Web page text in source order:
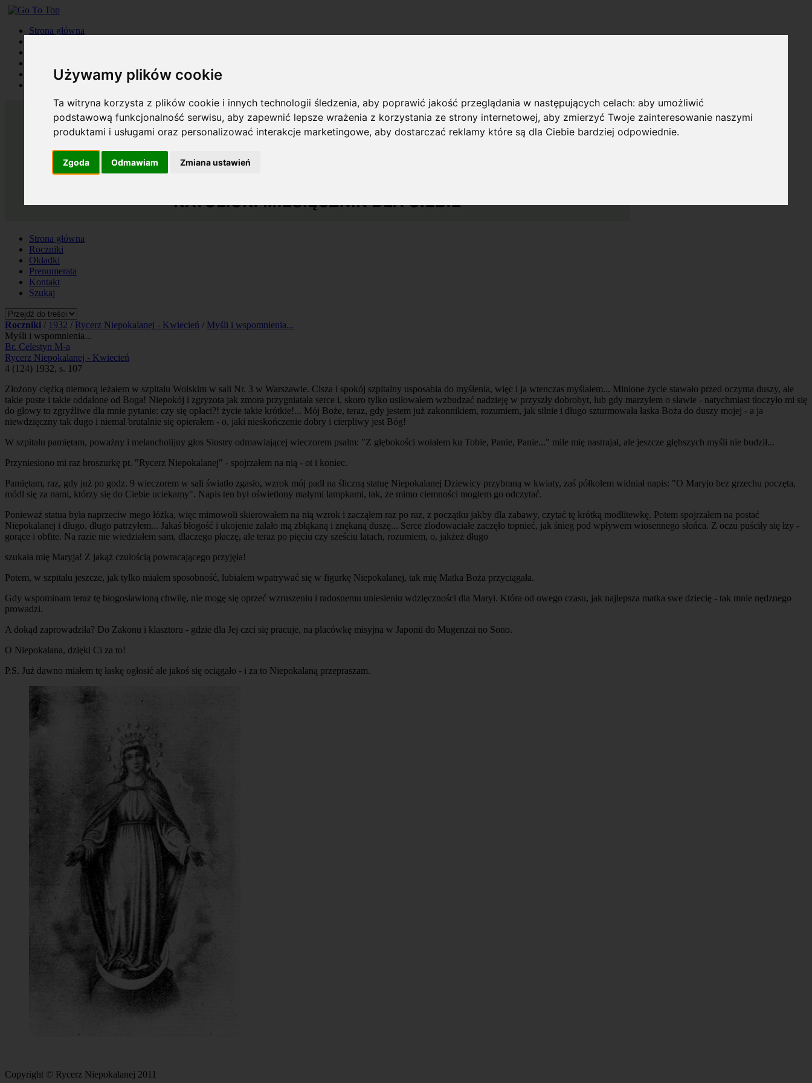
Używamy plików cookie
Ta witryna korzysta z plików cookie i innych technologii śledzenia, aby poprawić jakość przeglądania w następujących celach:aby umożliwić
podstawową funkcjonalność serwisu,aby zapewnić lepsze wrażenia z korzystania ze strony internetowej,aby zmierzyć Twoje zainteresowanie naszymi
produktami i usługami oraz personalizować interakcje marketingowe,aby dostarczać reklamy które są dla Ciebie bardziej odpowiednie.
Zgoda Odmawiam Zmiana ustawień
Strona główna
Kontakt
Strona główna
Roczniki
Okładki
Prenumerata
Kontakt
Szukaj
Roczniki / 1932 / Rycerz Niepokalanej - Kwiecień / Myśli i wspomnienia...
Myśli i wspomnienia...
Br. Celestyn M-a
Rycerz Niepokalanej - Kwiecień
4 (124) 1932, s. 107
Złożony ciężką niemocą leżałem w szpitalu Wolskim w sali Nr. 3 w Warszawie. Cisza i spokój szpitalny usposabia do myślenia, więc i ja wtenczas myślałem... Minione życie stawało przed oczyma duszy, ale
takie puste i takie oddalone od Boga! Niepokój i zgryzota jak zmora przygniatała serce i, skoro tylko usiłowałem wzbudzać nadzieję w przyszły dobrobyt, lub gdy marzyłem o sławie - natychmiast tłoczyło mi się
do głowy to zgryźliwe dla mnie pytanie: czy się opłaci?! życie takie krótkie!... Mój Boże, teraz, gdy jestem już zakonnikiem, rozumiem, jak silnie i długo szturmowała łaska Boża do duszy mojej - a ja
niewdzięczny tak dugo i niemal brutalnie się opierałem - o, jaki nieskończenie dobry i cierpliwy jest Bóg!
W szpitalu pamiętam, poważny i melancholijny głos Siostry odmawiającej wieczorem psalm: "Z głębokości wołałem ku Tobie, Panie, Panie..." mile mię nastrajał, ale jeszcze głębszych myśli nie budził...
Przyniesiono mi raz broszurkę pt. "Rycerz Niepokalanej" - spojrzałem na nią - ot i koniec.
Pamiętam, raz, gdy już po godz. 9 wieczorem w sali światło zgasło, wzrok mój padł na śliczną statuę Niepokalanej Dziewicy przybraną w kwiaty, zaś półkolem widniał napis: "O Maryjo bez grzechu poczęta,
módl się za nami, którzy się do Ciebie uciekamy". Napis ten był oświetlony małymi lampkami, tak, że mimo ciemności mogłem go odczytać.
Ponieważ statua była naprzeciw mego łóżka, więc mimowoli skierowałem na nią wzrok i zacząłem raz po raz, z początku jakby dla zabawy, czytać tę krótką modlitewkę. Potem spojrzałem na postać
Niepokalanej i długo, długo patrzyłem... Jakaś błogość i ukojenie zalało mą zbłąkaną i znękaną duszę... Serce zlodowaciałe zaczęło topnieć, jak śnieg pod wpływem wiosennego słońca. Z oczu puściły się łzy -
gorące i obfite. Na razie nie wiedziałem sam, dlaczego płaczę, ale teraz po pięciu czy sześciu latach, rozumiem, o, jakżeż długo
szukała mię Maryja! Z jakąż czułością powracającego przyjęła!
Potem, w szpitalu jeszcze, jak tylko miałem sposobność, lubiałem wpatrywać się w figurkę Niepokalanej, tak mię Matka Boża przyciągała.
Gdy wspominam teraz tę błogosławioną chwilę, nie mogę się oprzeć wzruszeniu i radosnemu uniesieniu wdzięczności dla Maryi. Która od owego czasu, jak najlepsza matka swe dziecię - tak mnie nędznego
prowadzi.
A dokąd zaprowadziła? Do Zakonu i klasztoru - gdzie dla Jej czci się pracuje, na placówkę misyjna w Japonii do Mugenzai no Sono.
O Niepokalana, dzięki Ci za to!
P.S. Już dawno miałem tę łaskę ogłosić ale jakoś się ociągało - i za to Niepokalaną przepraszam.
Copyright © Rycerz Niepokalanej 2011